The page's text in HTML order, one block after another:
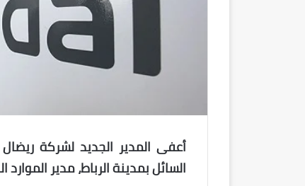
أعفى المدير الجديد لشركة
السائل بمدينة الرباط، مدير